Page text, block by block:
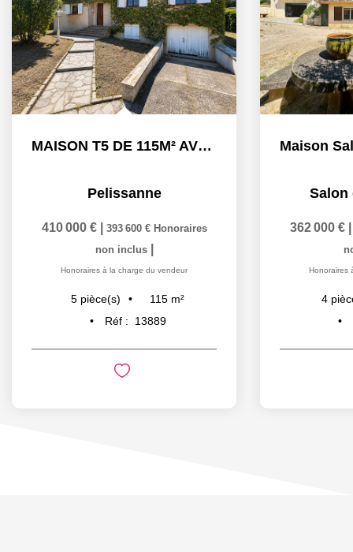
MAISON T5 DE 115M² AVEC PISCINE ET GARAGE - PELISSANNE
Pelissanne
410 000 € 393 600 € Honoraires
non inclus
Honoraires à la charge du vendeur
5 pièce(s) 115 m²
Réf :
13889
Salon
362 000 €
Honoraires
4